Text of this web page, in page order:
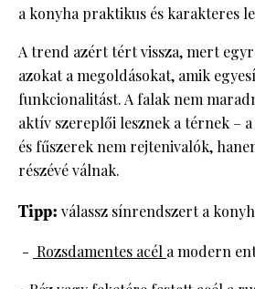
a konyha praktikus és karakteres
A trend azért tért vissza, mert
azokat a megoldásokat, amik
funkcionalitást. A falak nem
aktív szereplői lesznek a térnek –
és fűszerek nem rejtenivalók,
részévé válnak.
Tipp: válassz sínrendszert a
- Rozsdamentes acél a modern